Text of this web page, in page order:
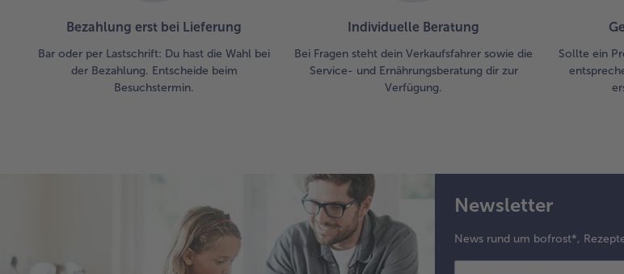
Bezahlung erst bei Lieferung
Bar oder per Lastschrift: Du hast die Wahl bei
der Bezahlung. Entscheide beim
Besuchstermin.
Individuelle Beratung
Bei Fragen steht dein Verkaufsfahrer sowie die
Service- und Ernährungsberatung dir zur
Verfügung.
Sollte ein
Newsletter
News rund um bofrost*,